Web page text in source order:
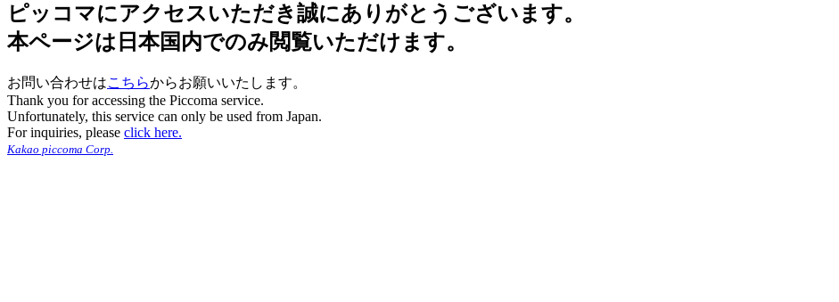
ピッコマにアクセスいただき誠にありがとうございます。
本ページは日本国内でのみ閲覧いただけます。
お問い合わせはこちらからお願いいたします。
Thank you for accessing the Piccoma service.
Unfortunately, this service can only be used from Japan.
For inquiries, please click here.
Kakao piccoma Corp.